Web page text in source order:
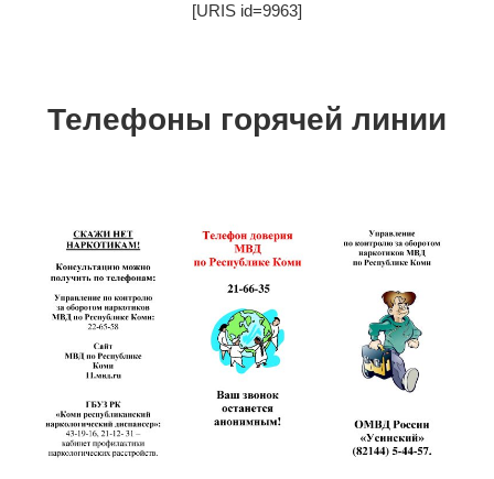
[URIS id=9963]
Телефоны горячей линии